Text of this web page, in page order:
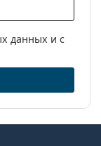
данных и с